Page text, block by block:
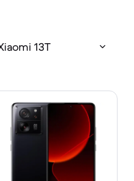
13T